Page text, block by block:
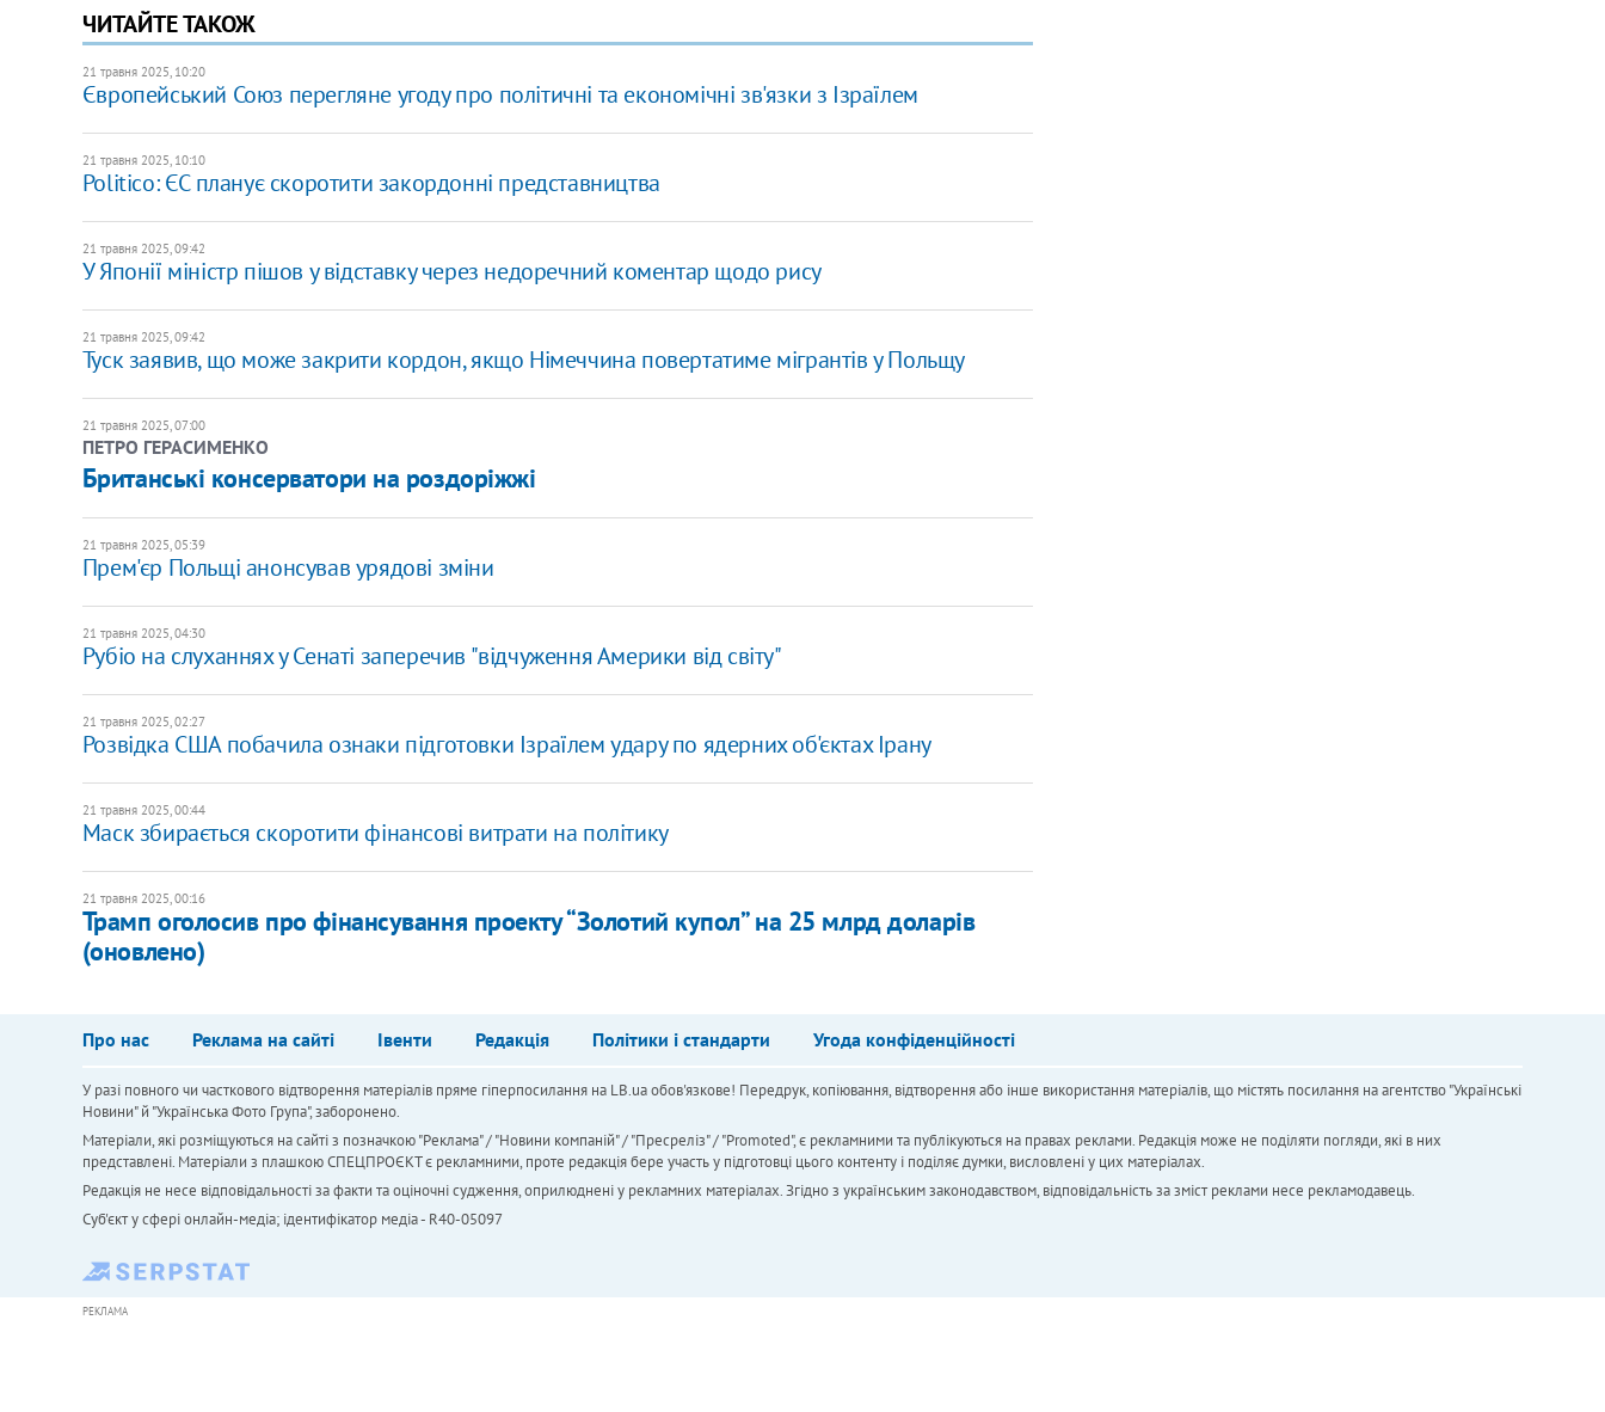
ЧИТАЙТЕ ТАКОЖ
21 травня 2025, 10:20
Європейський Союз перегляне угоду про політичні та економічні зв'язки з Ізраїлем
21 травня 2025, 10:10
Politico: ЄС планує скоротити закордонні представництва
21 травня 2025, 09:42
У Японії міністр пішов у відставку через недоречний коментар щодо рису
21 травня 2025, 09:42
Туск заявив, що може закрити кордон, якщо Німеччина повертатиме мігрантів у Польщу
21 травня 2025, 07:00
ПЕТРО ГЕРАСИМЕНКО
Британські консерватори на роздоріжжі
21 травня 2025, 05:39
Прем'єр Польщі анонсував урядові зміни
21 травня 2025, 04:30
Рубіо на слуханнях у Сенаті заперечив "відчуження Америки від світу"
21 травня 2025, 02:27
Розвідка США побачила ознаки підготовки Ізраїлем удару по ядерних об'єктах Ірану
21 травня 2025, 00:44
Маск збирається скоротити фінансові витрати на політику
21 травня 2025, 00:16
Трамп оголосив про фінансування проекту “Золотий купол” на 25 млрд доларів
(оновлено)
Про нас Реклама на сайті Івенти Редакція Політики і стандарти Угода конфіденційності
У разі повного чи часткового відтворення матеріалів пряме гіперпосилання на LB.ua обов'язкове! Передрук, копіювання, відтворення або інше використання матеріалів, що містять посилання на агентство "Українськi
Новини" й "Українська Фото Група", заборонено.
Матеріали, які розміщуються на сайті з позначкою "Реклама" / "Новини компаній" / "Пресреліз" / "Promoted", є рекламними та публікуються на правах реклами. Редакція може не поділяти погляди, які в них
представлені. Матеріали з плашкою СПЕЦПРОЄКТ є рекламними, проте редакція бере участь у підготовці цього контенту і поділяє думки, висловлені у цих матеріалах.
Редакція не несе відповідальності за факти та оціночні судження, оприлюднені у рекламних матеріалах. Згідно з українським законодавством, відповідальність за зміст реклами несе рекламодавець.
Cуб'єкт у сфері онлайн-медіа; ідентифікатор медіа - R40-05097
РЕКЛАМА